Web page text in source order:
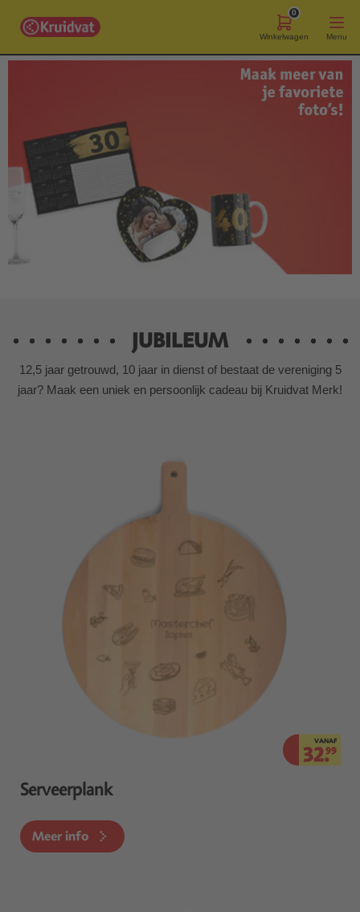
0
Winkelwagen Menu
JUBILEUM
12,5 jaar getrouwd, 10 jaar in dienst of bestaat de vereniging 5
jaar? Maak een uniek en persoonlijk cadeau bij Kruidvat Merk!
VANAF
32.99
Serveerplank
Meer info